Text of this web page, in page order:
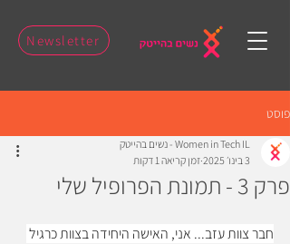
Newsletter
פוסט
פרק 3 - תמונת הפרופיל שלי
Women in Tech IL - נשים בהייטק
3 בינו׳ 2025
זמן קריאה 1 דקות
חבר צוות עזב... אני, האישה היחידה בצוות כרגיל